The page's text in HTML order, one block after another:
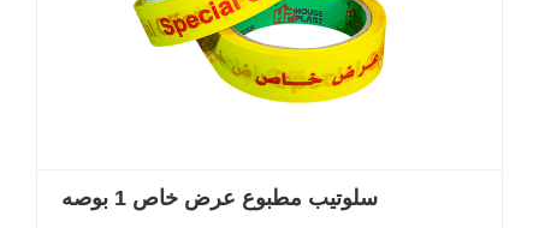
سلوتيب مطبوع عرض خاص 1 بوصه